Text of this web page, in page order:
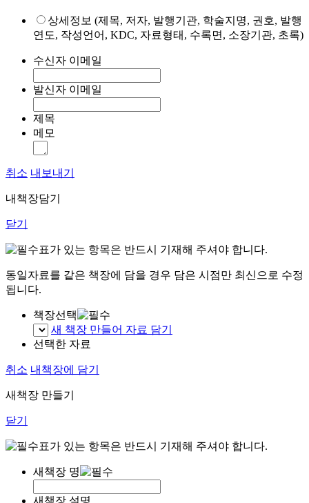
상세정보 (제목, 저자, 발행기관, 학술지명, 권호, 발행
연도, 작성언어, KDC, 자료형태, 수록면, 소장기관, 초록)
수신자 이메일
발신자 이메일
제목
메모
취소 내보내기
내책장담기
닫기
표가 있는 항목은 반드시 기재해 주셔야 합니다.
동일자료를 같은 책장에 담을 경우 담은 시점만 최신으로 수정
됩니다.
책장선택
새 책장 만들어 자료 담기
선택한 자료
취소 내책장에 담기
새책장 만들기
닫기
표가 있는 항목은 반드시 기재해 주셔야 합니다.
새책장 명